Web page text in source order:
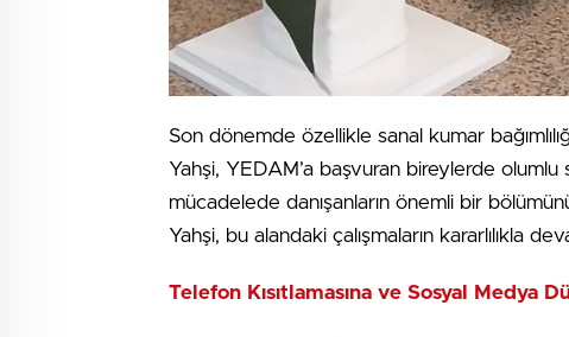
Son dönemde özellikle sanal kumar
Yahşi, YEDAM’a başvuran bireylerde olumlu
mücadelede danışanların önemli bir
Yahşi, bu alandaki çalışmaların kararlılıkla
Telefon Kısıtlamasına ve Sosyal Medya